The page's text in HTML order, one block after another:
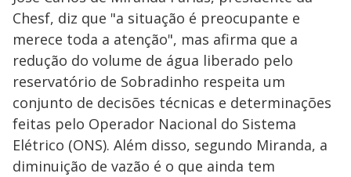
Chesf, diz que "a situação é preocupante e
merece toda a atenção", mas afirma que a
redução do volume de água liberado pelo
reservatório de Sobradinho respeita um
conjunto de decisões técnicas e determinações
feitas pelo Operador Nacional do Sistema
Elétrico (ONS). Além disso, segundo Miranda, a
diminuição de vazão é o que ainda tem